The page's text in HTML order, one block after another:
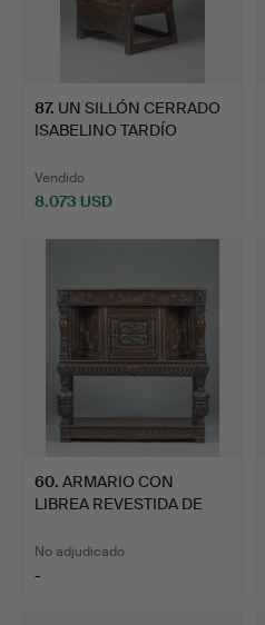
87. UN SILLÓN CERRADO
ISABELINO TARDÍO
Vendido
8.073 USD
60. ARMARIO CON
LIBREA REVESTIDA DE
No adjudicado
-